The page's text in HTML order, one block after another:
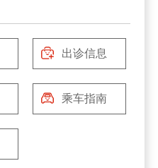
出诊信息
乘车指南